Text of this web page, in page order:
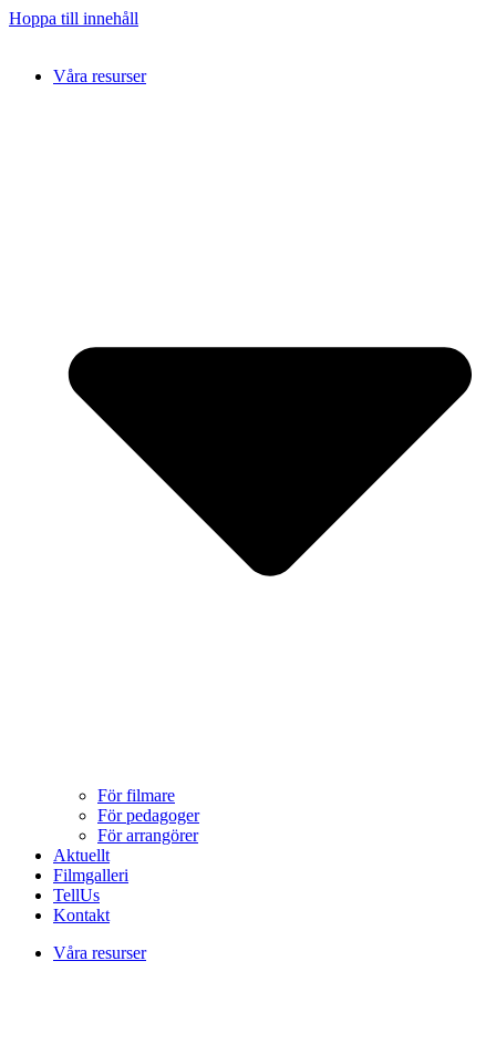
Hoppa till innehåll
Våra resurser
För filmare
För pedagoger
För arrangörer
Aktuellt
Filmgalleri
TellUs
Kontakt
Våra resurser